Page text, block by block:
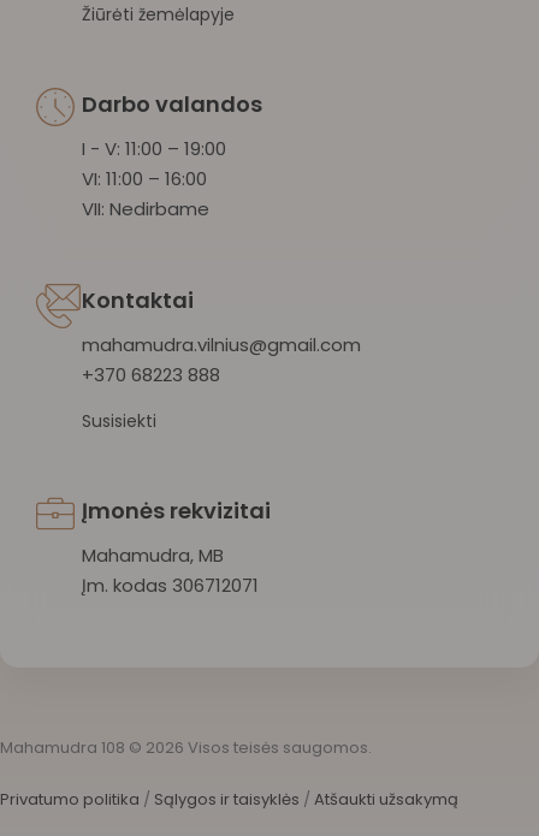
Žiūrėti žemėlapyje
Darbo valandos
I - V: 11:00 – 19:00
VI: 11:00 – 16:00
VII: Nedirbame
Kontaktai
mahamudra.vilnius@gmail.com
+370 68223 888
Susisiekti
Įmonės rekvizitai
Mahamudra, MB
Įm. kodas 306712071
Mahamudra 108 © 2026 Visos teisės saugomos.
Privatumo politika / Sąlygos ir taisyklės / Atšaukti užsakymą